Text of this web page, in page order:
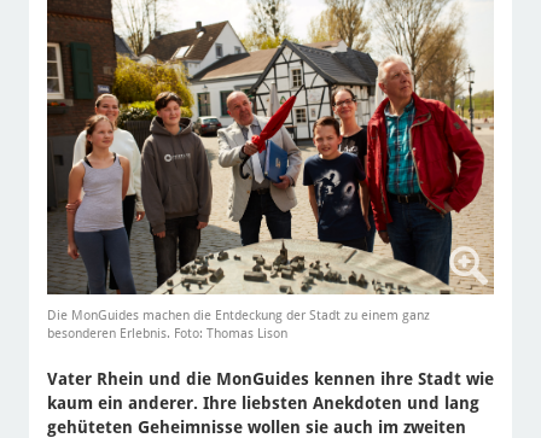
Die MonGuides machen die Entdeckung der Stadt zu einem ganz
besonderen Erlebnis. Foto: Thomas Lison
Vater Rhein und die MonGuides kennen ihre Stadt wie
kaum ein anderer. Ihre liebsten Anekdoten und lang
gehüteten Geheimnisse wollen sie auch im zweiten